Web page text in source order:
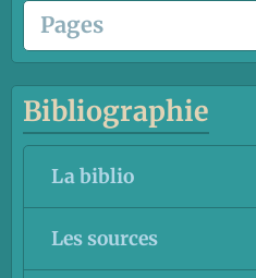
Bibliographie
La biblio
Les sources